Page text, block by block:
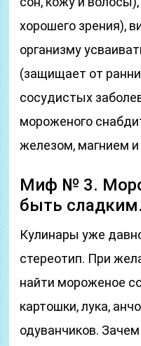
хорошего зрения),
организму
(защищает от
сосудистых
мороженого
железом, магнием
Миф № 3.
быть сладким.
Кулинары уже
стереотип. При
найти мороженое
картошки, лука,
одуванчиков.